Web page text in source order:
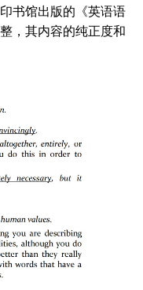
书馆出版的《英语语
，其内容的纯正度和